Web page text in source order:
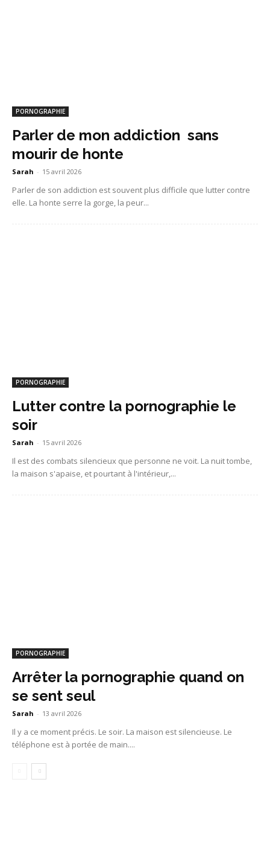
PORNOGRAPHIE
Parler de mon addiction sans
mourir de honte
Sarah - 15 avril 2026
Parler de son addiction est souvent plus difficile que lutter contre
elle. La honte serre la gorge, la peur...
PORNOGRAPHIE
Lutter contre la pornographie le
soir
Sarah - 15 avril 2026
Il est des combats silencieux que personne ne voit. La nuit tombe,
la maison s'apaise, et pourtant à l'intérieur,...
PORNOGRAPHIE
Arrêter la pornographie quand on
se sent seul
Sarah - 13 avril 2026
Il y a ce moment précis. Le soir. La maison est silencieuse. Le
téléphone est à portée de main....